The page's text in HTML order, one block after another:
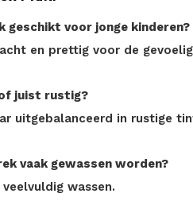
geschikt voor jonge kinderen?
en prettig voor de
juist rustig?
uitgebalanceerd in rustige
vaak gewassen worden?
wassen.